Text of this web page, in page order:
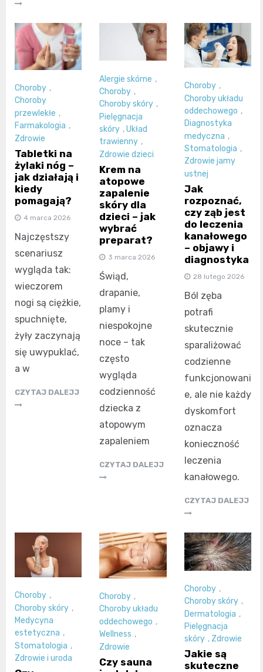
Choroby ,
Choroby
przewlekłe ,
Farmakologia ,
Zdrowie
Tabletki na
żylaki nóg –
jak działają i
kiedy
pomagają?
4 marca 2026
Najczęstszy
scenariusz
wygląda tak:
wieczorem
nogi są ciężkie,
spuchnięte,
żyły zaczynają
się uwypuklać,
a w
CZYTAJ DALEJJ
Alergie skórne ,
Choroby ,
Choroby skóry ,
Pielęgnacja
skóry ,Układ
trawienny ,
Zdrowie dzieci
Krem na
atopowe
zapalenie
skóry dla
dzieci – jak
wybrać
preparat?
3 marca 2026
Świąd,
drapanie,
plamy i
niespokojne
noce – tak
często
wygląda
codzienność
dziecka z
atopowym
zapaleniem
CZYTAJ DALEJJ
Choroby ,
Choroby układu
oddechowego ,
Diagnostyka
medyczna ,
Stomatologia ,
Zdrowie jamy
ustnej
Jak
rozpoznać,
czy ząb jest
do leczenia
kanałowego
– objawy i
diagnostyka
28 lutego 2026
Ból zęba
potrafi
skutecznie
sparaliżować
codzienne
funkcjonowani
e, ale nie każdy
dyskomfort
oznacza
konieczność
leczenia
kanałowego.
CZYTAJ DALEJJ
Choroby ,
Choroby skóry ,
Medycyna
estetyczna ,
Stomatologia ,
Zdrowie i uroda
Choroby ,
Choroby układu
oddechowego ,
Wellness ,
Zdrowie
Czy sauna
Choroby ,
Choroby skóry ,
Dermatologia ,
Pielęgnacja
skóry , Zdrowie
Jakie są
skuteczne